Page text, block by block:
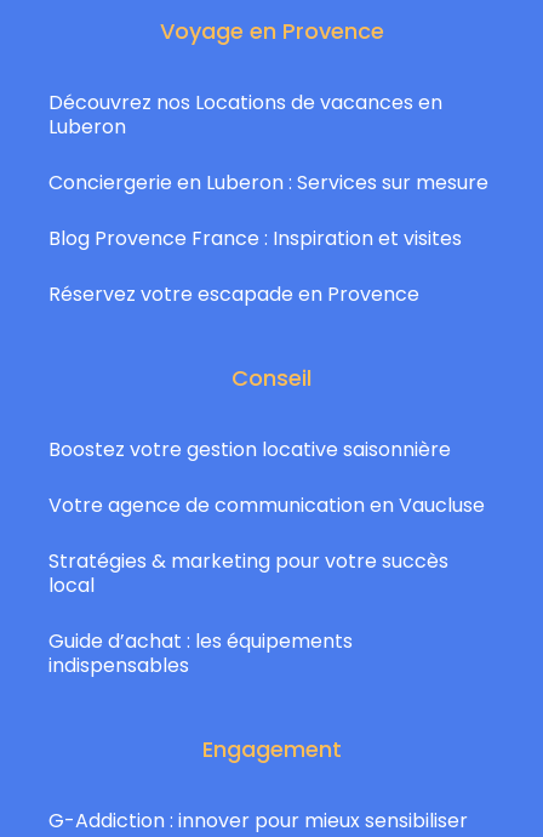
Voyage en Provence
Découvrez nos Locations de vacances en
Luberon
Conciergerie en Luberon : Services sur mesure
Blog Provence France : Inspiration et visites
Réservez votre escapade en Provence
Conseil
Boostez votre gestion locative saisonnière
Votre agence de communication en Vaucluse
Stratégies & marketing pour votre succès
local
Guide d’achat : les équipements
indispensables
Engagement
G-Addiction : innover pour mieux sensibiliser